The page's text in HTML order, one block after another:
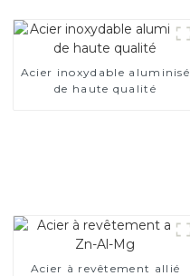
Acier inoxydable aluminisé
de haute qualité
Acier à revêtement allié